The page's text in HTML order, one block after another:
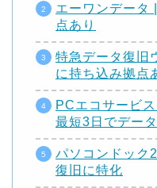
エーワンデータ
点あり
特急データ復旧
に持ち込み拠点
PCエコサービ
最短3日でデー
パソコンドック
復旧に特化